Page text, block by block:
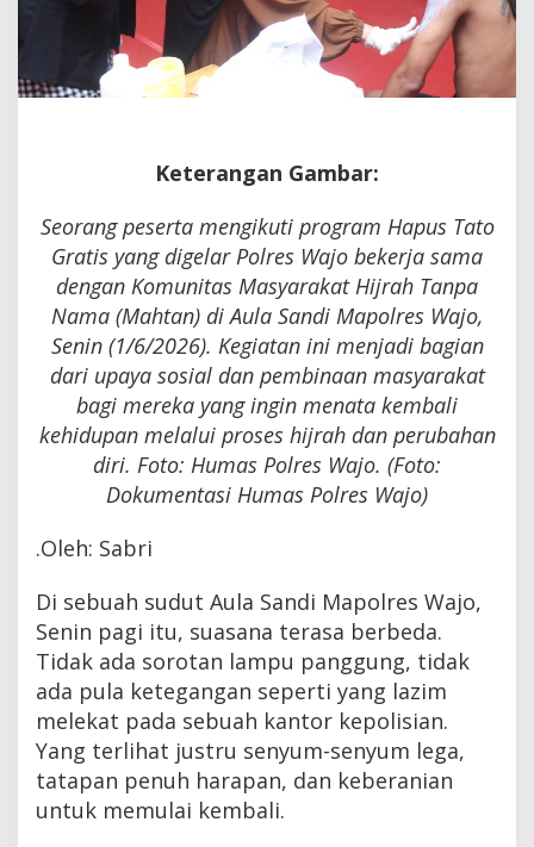
Keterangan Gambar:
Seorang peserta mengikuti program Hapus Tato
Gratis yang digelar Polres Wajo bekerja sama
dengan Komunitas Masyarakat Hijrah Tanpa
Nama (Mahtan) di Aula Sandi Mapolres Wajo,
Senin (1/6/2026). Kegiatan ini menjadi bagian
dari upaya sosial dan pembinaan masyarakat
bagi mereka yang ingin menata kembali
kehidupan melalui proses hijrah dan perubahan
diri. Foto: Humas Polres Wajo. (Foto:
Dokumentasi Humas Polres Wajo)
.Oleh: Sabri
Di sebuah sudut Aula Sandi Mapolres Wajo,
Senin pagi itu, suasana terasa berbeda.
Tidak ada sorotan lampu panggung, tidak
ada pula ketegangan seperti yang lazim
melekat pada sebuah kantor kepolisian.
Yang terlihat justru senyum-senyum lega,
tatapan penuh harapan, dan keberanian
untuk memulai kembali.